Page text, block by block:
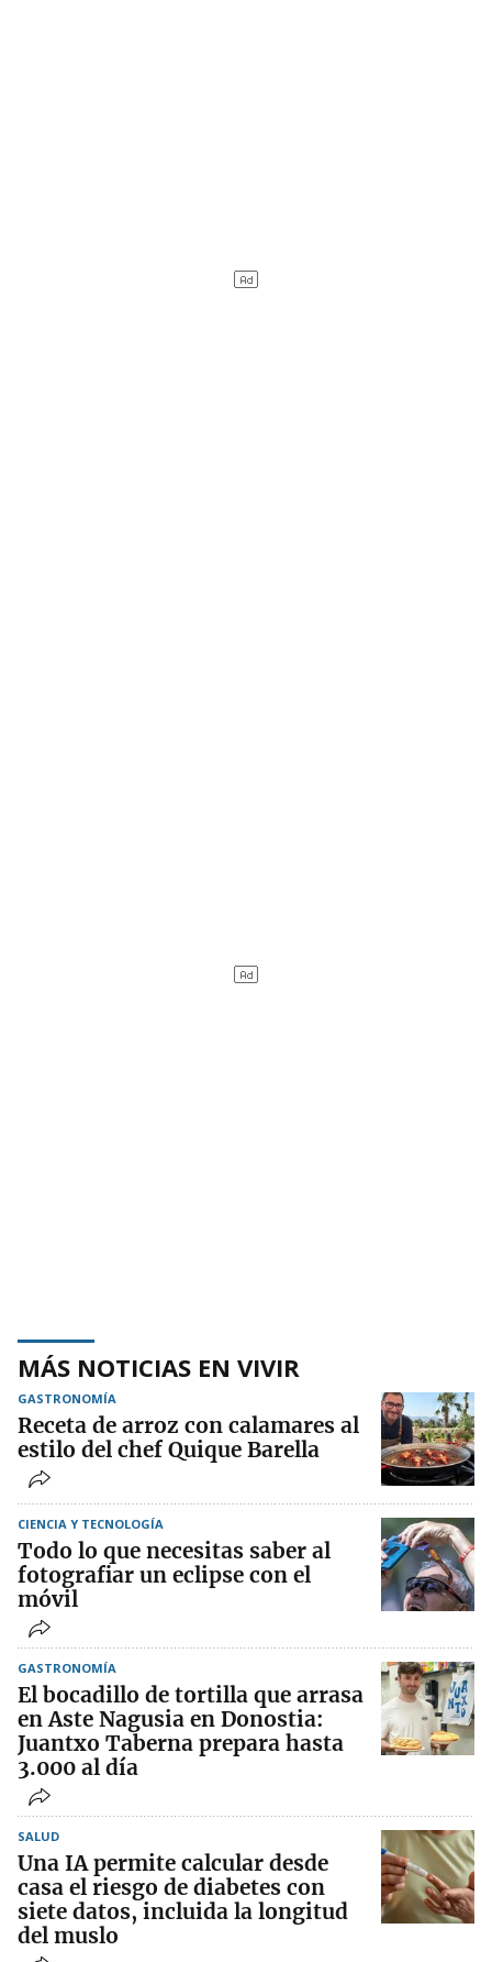
MÁS NOTICIAS EN VIVIR
GASTRONOMÍA
Receta de arroz con calamares al
estilo del chef Quique Barella
CIENCIA Y TECNOLOGÍA
Todo lo que necesitas saber al
fotografiar un eclipse con el
móvil
GASTRONOMÍA
El bocadillo de tortilla que arrasa
en Aste Nagusia en Donostia:
Juantxo Taberna prepara hasta
3.000 al día
SALUD
Una IA permite calcular desde
casa el riesgo de diabetes con
siete datos, incluida la longitud
del muslo